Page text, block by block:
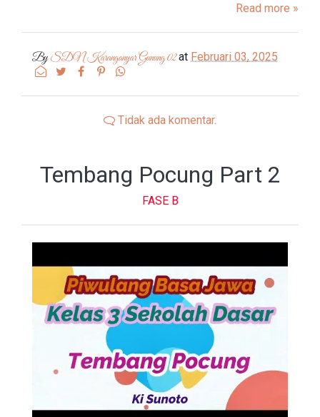
Read more »
BySDN Karanganyar Gunung 02at Februari 03, 2025
Tidak ada komentar.
Tembang Pocung Part 2
FASE B